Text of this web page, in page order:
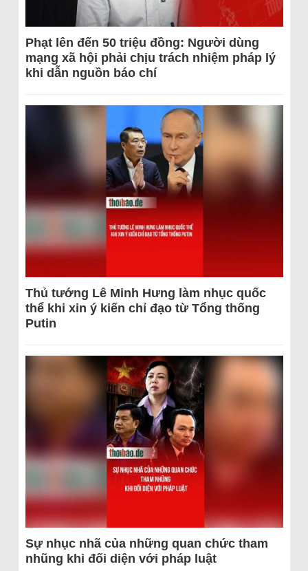
Phạt lên đến 50 triệu đồng: Người dùng
mạng xã hội phải chịu trách nhiệm pháp lý
khi dẫn nguồn báo chí
Thủ tướng Lê Minh Hưng làm nhục quốc
thể khi xin ý kiến chỉ đạo từ Tổng thống
Putin
Sự nhục nhã của những quan chức tham
nhũng khi đối diện với pháp luật